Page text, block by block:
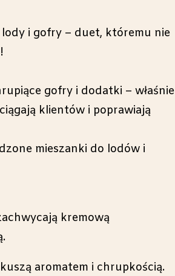
lody i gofry – duet, któremu nie
gofry i dodatki – właśnie
klientów i poprawiają
mieszanki do lodów i
kremową
aromatem i chrupkością.